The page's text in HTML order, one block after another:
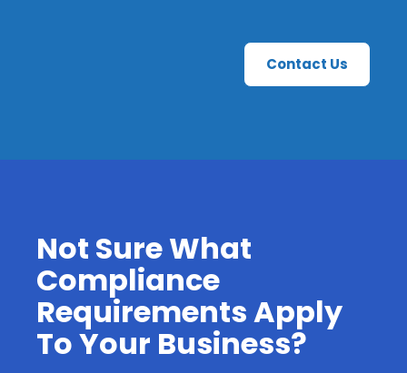
Contact Us
Not Sure What
Compliance
Requirements Apply
To Your Business?